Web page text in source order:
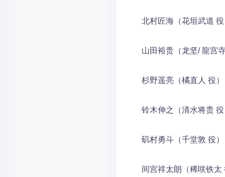
北村匠海（花垣武道
山田裕贵（龙坚/ 龍宫
杉野遥亮（橘直人 役）
铃木伸之（清水将贵
矶村勇斗（千堂敦 役）
间宫祥太朗（稀咲铁太